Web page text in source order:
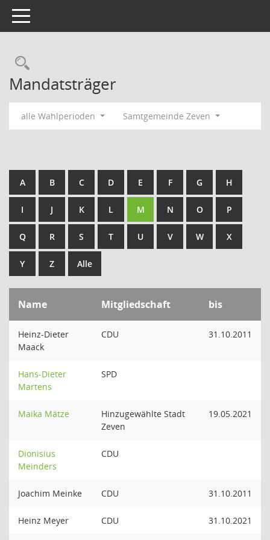
Toggle navigation
Rechercheauswahl
Mandatsträger
alle Wahlperioden Samtgemeinde Zeven
A B C D E F G H
I J K L M N O P
Q R S T U V W X
Y Z Alle
Name Mitgliedschaft bis
Heinz-Dieter
Maack
CDU 31.10.2011
Hans-Dieter
Martens
SPD
Maika Mätze
Hinzugewählte Stadt
Zeven
19.05.2021
Dionisius
Meinders
CDU
Joachim Meinke CDU 31.10.2011
Heinz Meyer CDU 31.10.2021